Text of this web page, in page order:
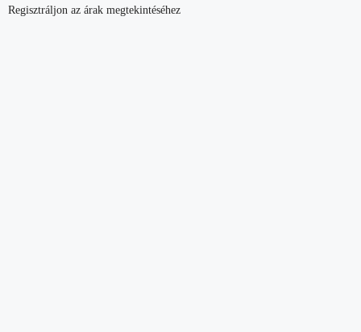
Regisztráljon az árak megtekintéséhez